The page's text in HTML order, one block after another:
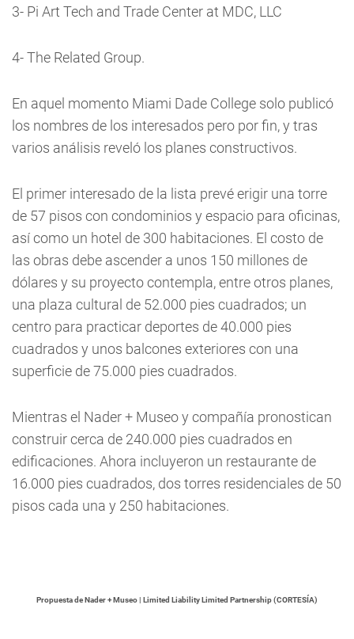
3- Pi Art Tech and Trade Center at MDC, LLC
4- The Related Group.
En aquel momento Miami Dade College solo publicó
los nombres de los interesados pero por fin, y tras
varios análisis reveló los planes constructivos.
El primer interesado de la lista prevé erigir una torre
de 57 pisos con condominios y espacio para oficinas,
así como un hotel de 300 habitaciones. El costo de
las obras debe ascender a unos 150 millones de
dólares y su proyecto contempla, entre otros planes,
una plaza cultural de 52.000 pies cuadrados; un
centro para practicar deportes de 40.000 pies
cuadrados y unos balcones exteriores con una
superficie de 75.000 pies cuadrados.
Mientras el Nader + Museo y compañía pronostican
construir cerca de 240.000 pies cuadrados en
edificaciones. Ahora incluyeron un restaurante de
16.000 pies cuadrados, dos torres residenciales de 50
pisos cada una y 250 habitaciones.
Propuesta de Nader + Museo | Limited Liability Limited Partnership (CORTESÍA)